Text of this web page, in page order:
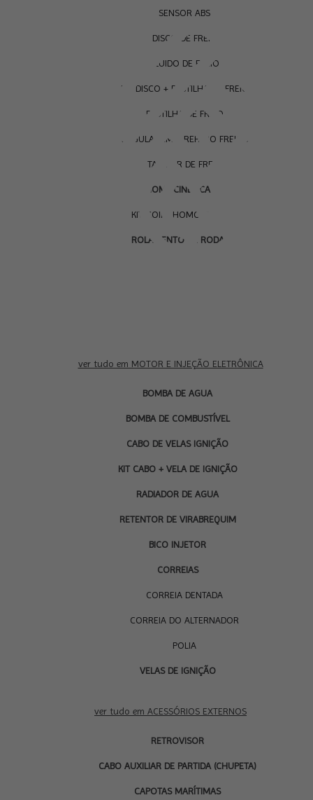
SENSOR ABS
DISCO DE FREIO
FLUIDO DE FREIO
KIT DISCO + PASTILHA DE FREIO
PASTILHA DE FREIO
REGULAGEM E REPARO FREIOS
TAMBOR DE FREIO
HOMOCINÉTICA
KIT COIFA HOMOCINÉTICA
ROLAMENTO DE RODA
ver tudo em MOTOR E INJEÇÃO ELETRÔNICA
BOMBA DE AGUA
BOMBA DE COMBUSTÍVEL
CABO DE VELAS IGNIÇÃO
KIT CABO + VELA DE IGNIÇÃO
RADIADOR DE AGUA
RETENTOR DE VIRABREQUIM
BICO INJETOR
CORREIAS
CORREIA DENTADA
CORREIA DO ALTERNADOR
POLIA
VELAS DE IGNIÇÃO
ver tudo em ACESSÓRIOS EXTERNOS
RETROVISOR
CABO AUXILIAR DE PARTIDA (CHUPETA)
CAPOTAS MARÍTIMAS